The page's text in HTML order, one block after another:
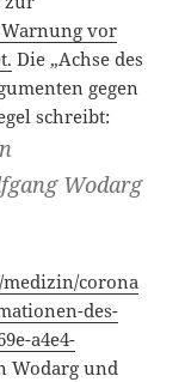
vor
Die „Achse des
gegen
schreibt:
Wodarg
medizin/corona
des-
a4e4-
Wodarg und